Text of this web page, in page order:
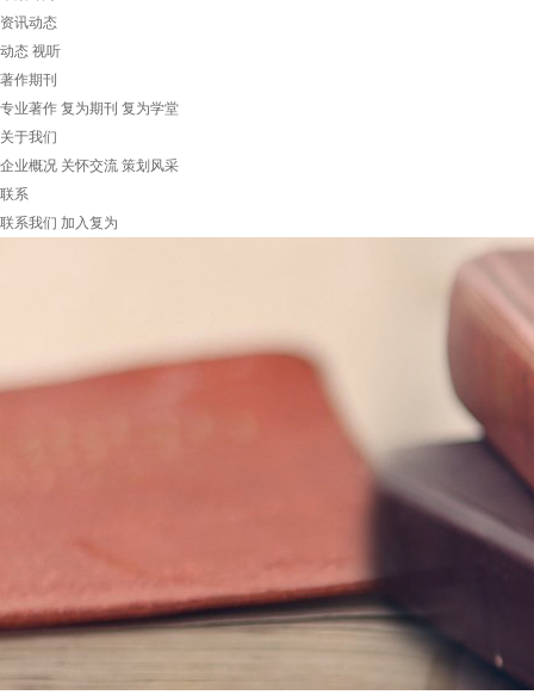
资讯动态
动态 视听
著作期刊
专业著作 复为期刊 复为学堂
关于我们
企业概况 关怀交流 策划风采
联系
联系我们 加入复为